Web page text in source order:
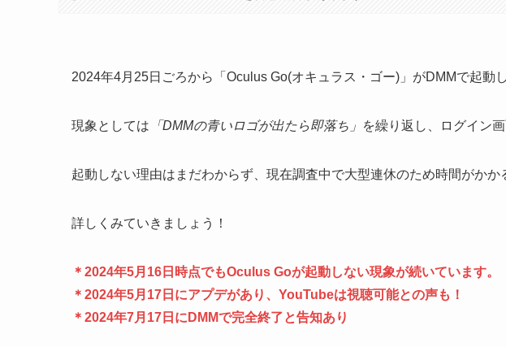
2024年4月25日ごろから「Oculus Go(オキュラス・ゴー)」がDMMで起動
現象としては 「DMMの青いロゴが出たら即落ち」 を繰り返し、ログイン
起動しない理由はまだわからず、現在調査中で大型連休のため時間がかか
詳しくみていきましょう！
＊2024年5月16日時点でもOculus Goが起動しない現象が続いています。
＊2024年5月17日にアプデがあり、YouTubeは視聴可能との声も！
＊2024年7月17日にDMMで完全終了と告知あり